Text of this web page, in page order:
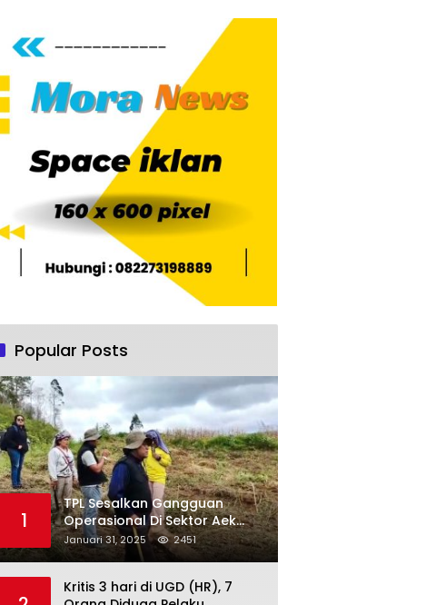
Popular Posts
1
TPL Sesalkan Gangguan
Operasional Di Sektor Aek
Nauli
Januari 31, 2025 2451
Kritis 3 hari di UGD (HR), 7